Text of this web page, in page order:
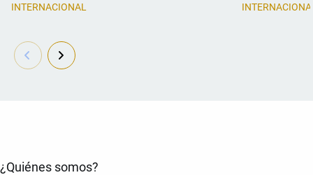
INTERNACIONAL
¿Quiénes somos?